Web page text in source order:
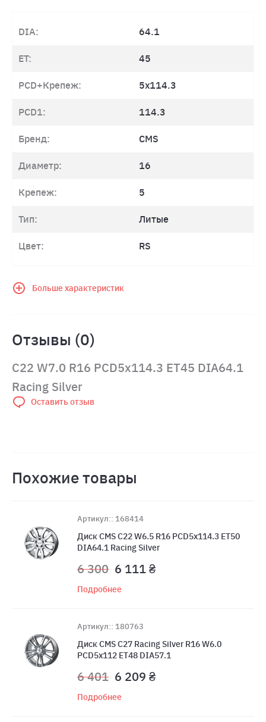
DIA: 64.1
ET: 45
PCD+Крепеж: 5x114.3
PCD1: 114.3
Бренд: CMS
Диаметр: 16
Крепеж: 5
Тип: Литые
Цвет: RS
Больше характеристик
Отзывы (0)
C22 W7.0 R16 PCD5x114.3 ET45 DIA64.1
Racing Silver
Оставить отзыв
Похожие товары
Артикул:: 168414
Диск CMS C22 W6.5 R16 PCD5x114.3 ET50
DIA64.1 Racing Silver
6 300 6 111 ₴
Подробнее
Артикул:: 180763
Диск CMS C27 Racing Silver R16 W6.0
PCD5x112 ET48 DIA57.1
6 401 6 209 ₴
Подробнее